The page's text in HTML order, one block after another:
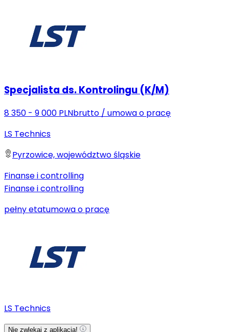
Specjalista ds. Kontrolingu (K/M)
8 350 - 9 000 PLNbrutto / umowa o pracę
LS Technics
Pyrzowice, województwo śląskie
Finanse i controlling
Finanse i controlling
pełny etatumowa o pracę
LS Technics
Nie zwlekaj z aplikacją!